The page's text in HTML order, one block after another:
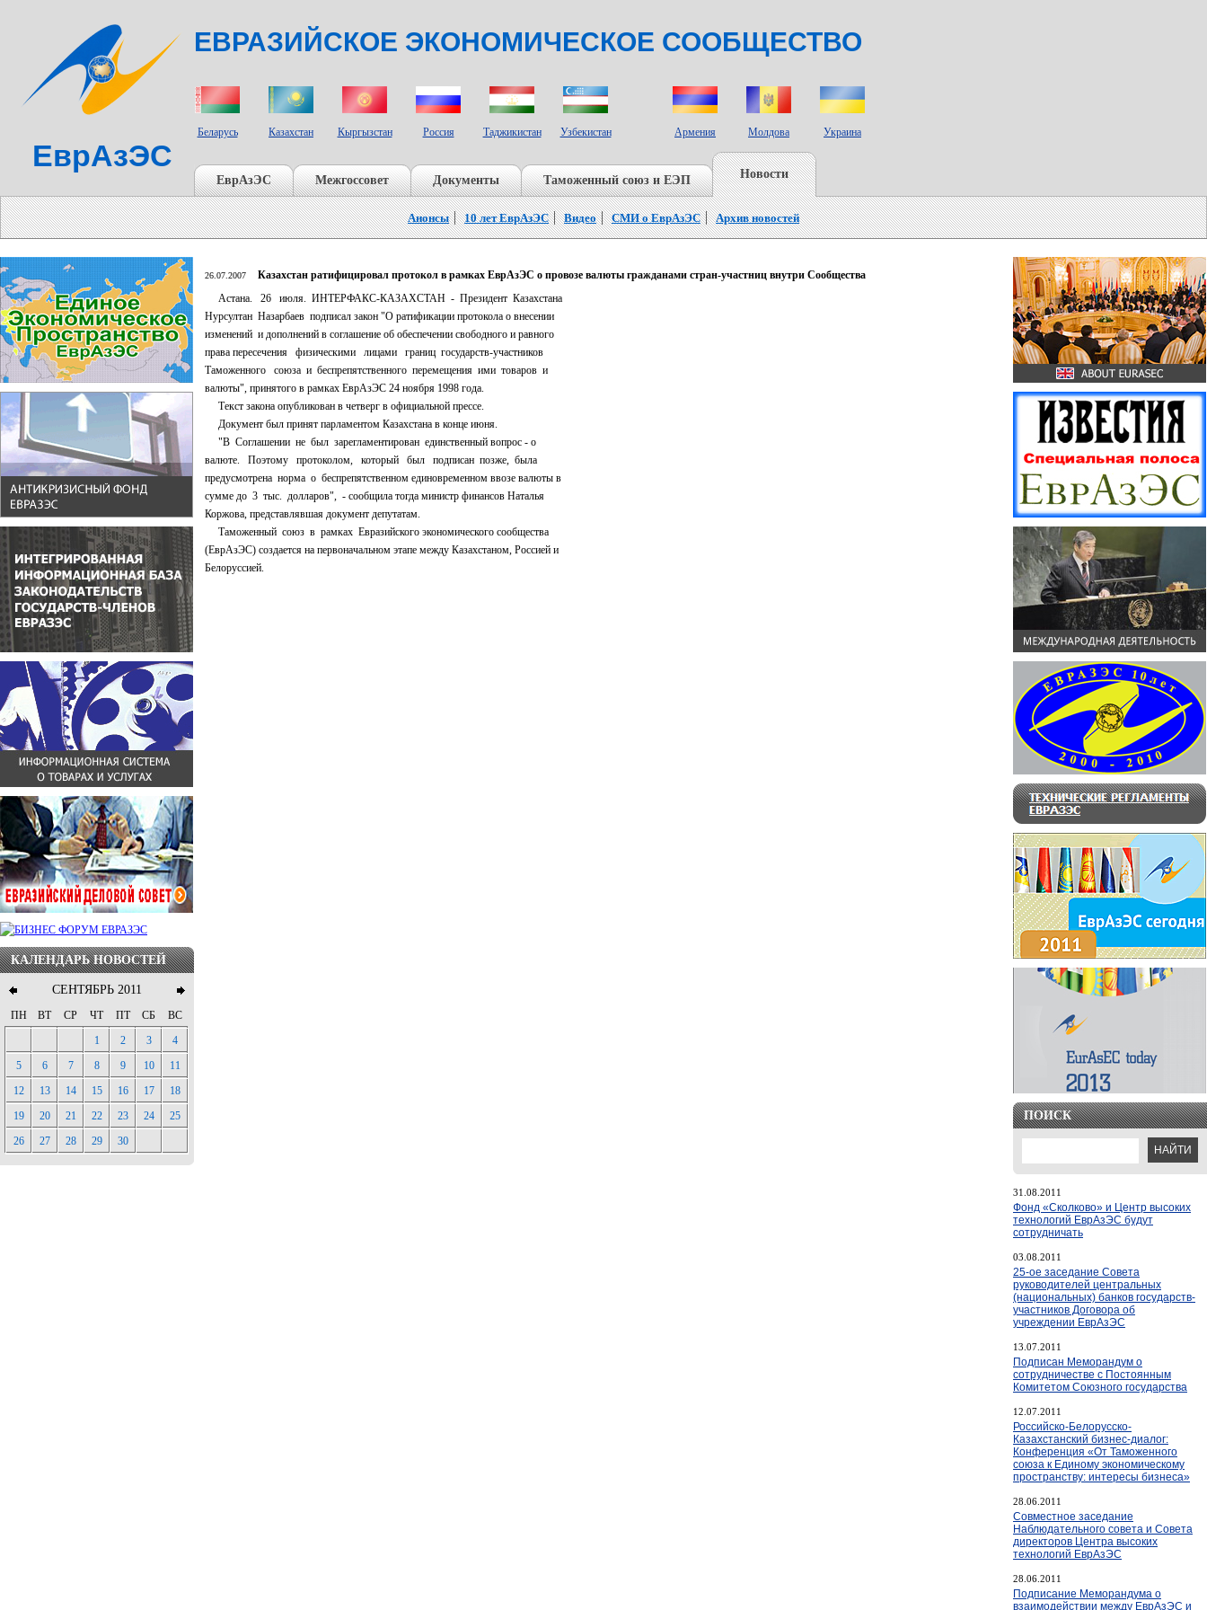
ЕВРАЗИЙСКОЕ ЭКОНОМИЧЕСКОЕ СООБЩЕСТВО
ЕврАзЭС
Беларусь Казахстан Кыргызстан Россия Таджикистан Узбекистан Армения Молдова Украина
ЕврАзЭС Межгоссовет Документы Таможенный союз и ЕЭП Новости
Анонсы 10 лет ЕврАзЭС Видео СМИ о ЕврАзЭС Архив новостей
КАЛЕНДАРЬ НОВОСТЕЙ
СЕНТЯБРЬ 2011
ПН ВТ СР ЧТ ПТ СБ
ВС
1
2 3
4
5
6 7 8 9 10
11
12
13 14 15 16 17
18
19
20 21 22 23 24
25
26
27 28 29 30
26.07.2007
Казахстан ратифицировал протокол в рамках ЕврАзЭС о провозе валюты гражданами стран-участниц внутри Сообщества
Астана. 26 июля. ИНТЕРФАКС-КАЗАХСТАН - Президент Казахстана
Нурсултан Назарбаев подписал закон "О ратификации протокола о внесении
изменений и дополнений в соглашение об обеспечении свободного и равного
права пересечения физическими лицами границ государств-участников
Таможенного союза и беспрепятственного перемещения ими товаров и
валюты", принятого в рамках ЕврАзЭС 24 ноября 1998 года.
Текст закона опубликован в четверг в официальной прессе.
Документ был принят парламентом Казахстана в конце июня.
"В Соглашении не был зарегламентирован единственный вопрос - о
валюте. Поэтому протоколом, который был подписан позже, была
предусмотрена норма о беспрепятственном единовременном ввозе валюты в
сумме до 3 тыс. долларов", - сообщила тогда министр финансов Наталья
Коржова, представлявшая документ депутатам.
Таможенный союз в рамках Евразийского экономического сообщества
(ЕврАзЭС) создается на первоначальном этапе между Казахстаном, Россией и
Белоруссией.
ПОИСК
31.08.2011
Фонд «Сколково» и Центр высоких
технологий ЕврАзЭС будут
сотрудничать
03.08.2011
25-ое заседание Совета
руководителей центральных
(национальных) банков государств-
участников Договора об
учреждении ЕврАзЭС
13.07.2011
Подписан Меморандум о
сотрудничестве с Постоянным
Комитетом Союзного государства
12.07.2011
Российско-Белорусско-
Казахстанский бизнес-диалог:
Конференция «От Таможенного
союза к Единому экономическому
пространству: интересы бизнеса»
28.06.2011
Cовместное заседание
Наблюдательного совета и Совета
директоров Центра высоких
технологий ЕврАзЭС
28.06.2011
Подписание Меморандума о
взаимодействии между ЕврАзЭС и